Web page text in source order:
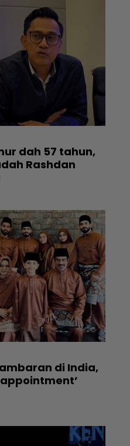
dah 57 tahun,
Rashdan
di India,